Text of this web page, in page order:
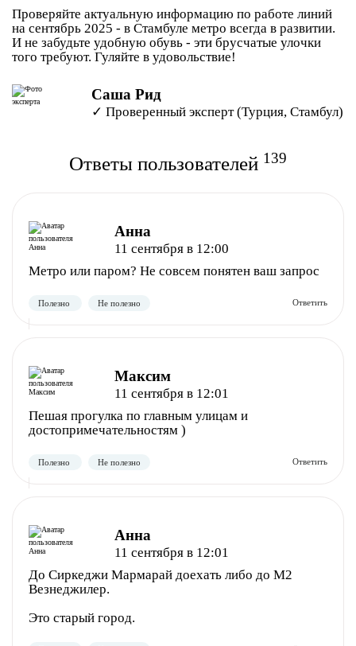
Проверяйте актуальную информацию по работе линий
на сентябрь 2025 - в Стамбуле метро всегда в развитии.
И не забудьте удобную обувь - эти брусчатые улочки
того требуют. Гуляйте в удовольствие!
Саша Рид
✓ Проверенный эксперт (Турция, Стамбул)
Ответы пользователей 139
Анна
11 сентября в 12:00
Метро или паром? Не совсем понятен ваш запрос
Максим
11 сентября в 12:01
Пешая прогулка по главным улицам и
достопримечательностям )
Анна
11 сентября в 12:01
До Сиркеджи Мармарай доехать либо до М2
Везнеджилер.
Это старый город.